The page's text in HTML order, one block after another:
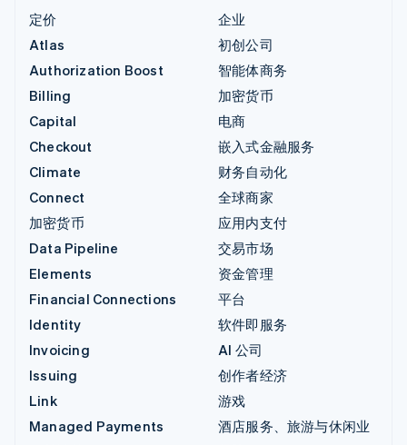
定价
Atlas
Authorization Boost
Billing
Capital
Checkout
Climate
Connect
加密货币
Data Pipeline
Elements
Financial Connections
Identity
Invoicing
Issuing
Link
Managed Payments
企业
初创公司
智能体商务
加密货币
电商
嵌入式金融服务
财务自动化
全球商家
应用内支付
交易市场
资金管理
平台
软件即服务
AI 公司
创作者经济
游戏
酒店服务、旅游与休闲业